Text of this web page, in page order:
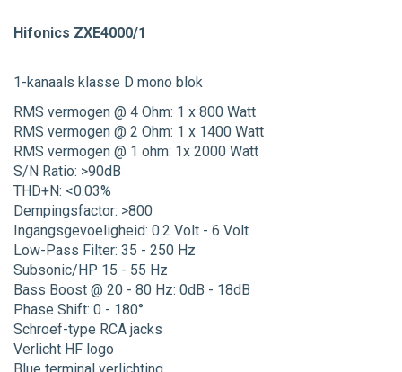
Hifonics ZXE4000/1
1-kanaals klasse D mono blok
RMS vermogen @ 4 Ohm: 1 x 800 Watt
RMS vermogen @ 2 Ohm: 1 x 1400 Watt
RMS vermogen @ 1 ohm: 1x 2000 Watt
S/N Ratio: >90dB
THD+N: <0.03%
Dempingsfactor: >800
Ingangsgevoeligheid: 0.2 Volt - 6 Volt
Low-Pass Filter: 35 - 250 Hz
Subsonic/HP 15 - 55 Hz
Bass Boost @ 20 - 80 Hz: 0dB - 18dB
Phase Shift: 0 - 180°
Schroef-type RCA jacks
Verlicht HF logo